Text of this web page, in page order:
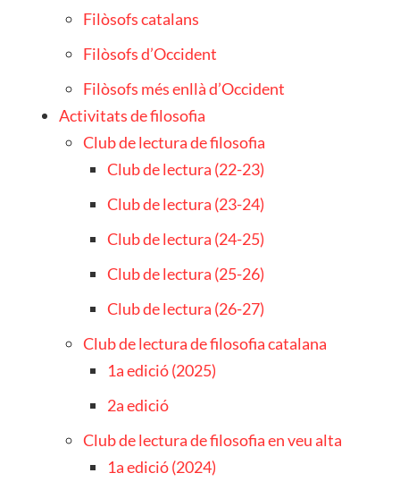
Filòsofs catalans
Filòsofs d’Occident
Filòsofs més enllà d’Occident
Activitats de filosofia
Club de lectura de filosofia
Club de lectura (22-23)
Club de lectura (23-24)
Club de lectura (24-25)
Club de lectura (25-26)
Club de lectura (26-27)
Club de lectura de filosofia catalana
1a edició (2025)
2a edició
Club de lectura de filosofia en veu alta
1a edició (2024)